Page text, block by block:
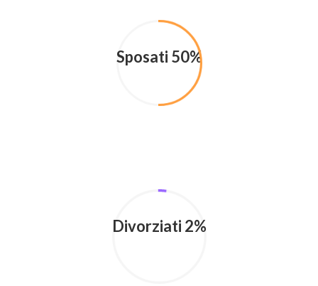
Sposati 50%
Divorziati 2%